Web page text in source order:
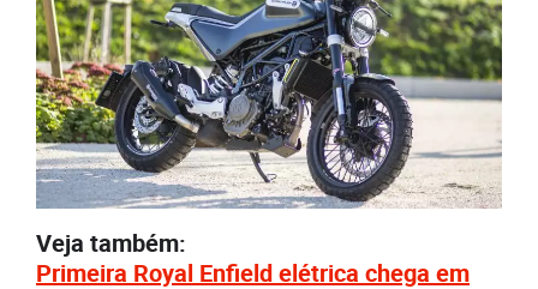
Veja também:
Primeira Royal Enfield elétrica chega em